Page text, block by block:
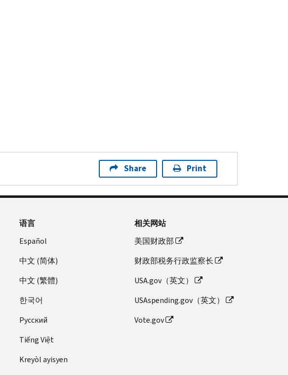
Share Print
语言
Español
中文 (简体)
中文 (繁體)
한국어
Pусский
Tiếng Việt
Kreyòl ayisyen
相关网站
美国财政部
财政部税务行政监察长
USA.gov（英文）
USAspending.gov（英文）
Vote.gov